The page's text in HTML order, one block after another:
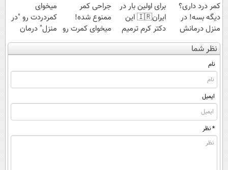
کمر درد داری؟
دیگه بسه! در
منزل درمانش
کن
(◀پرسش‌نامه)
برای اولین بار در
ایران🇮🇷 این
دکتر کرم ترمیم
کننده 23 روزه
ساخت!
جراحی کمر
ممنوع شده!
میخوای کمرت رو
در منزل درمان
کنی؟
میخوای
کمردردت رو "در
منزل" درمان
کنی؟ (◂فیلم +
◂پرسش‌نامه)
نظر شما
نام
ایمیل
* نظر